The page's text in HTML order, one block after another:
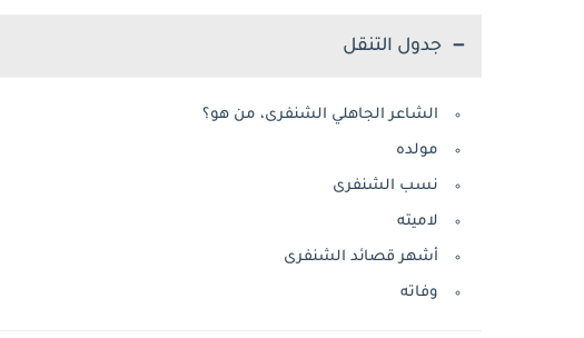
جدول التنقل
الشاعر الجاهلي الشنفرى، من هو؟
مولده
نسب الشنفرى
لاميته
أشهر قصائد الشنفرى
وفاته